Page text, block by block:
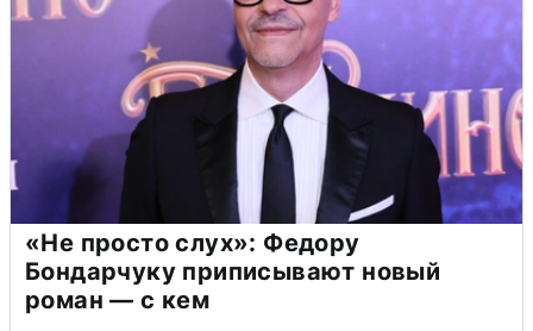
«Не просто слух»: Федору
Бондарчуку приписывают новый
роман — с кем